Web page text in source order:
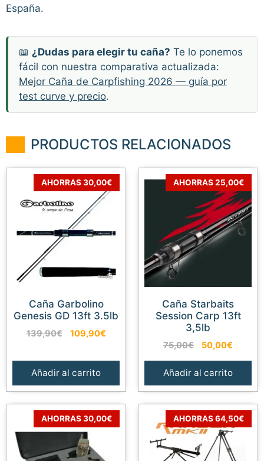
España.
📖 ¿Dudas para elegir tu caña? Te lo ponemos
fácil con nuestra comparativa actualizada:
Mejor Caña de Carpfishing 2026 — guía por
test curve y precio.
PRODUCTOS RELACIONADOS
AHORRAS 30,00€
Caña Garbolino
Genesis GD 13ft 3.5lb
139,90€
El
era:
109,90€El
Añadir al carrito
AHORRAS 25,00€
Caña Starbaits
Session Carp 13ft
3,5lb
75,00€
El
original
75,00€.
50,00€
Añadir al carrito
AHORRAS 30,00€ AHORRAS 64,50€